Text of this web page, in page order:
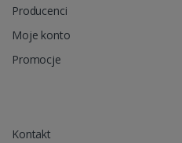
Producenci
Moje konto
Promocje
Kontakt